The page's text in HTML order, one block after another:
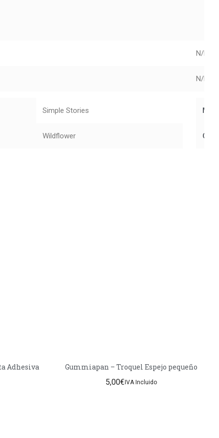
N/D
N/D
Simple Stories
Wildflower
– Cinta Adhesiva
Gummiapan – Troquel Espejo pequeño
5,00€IVA Incluido